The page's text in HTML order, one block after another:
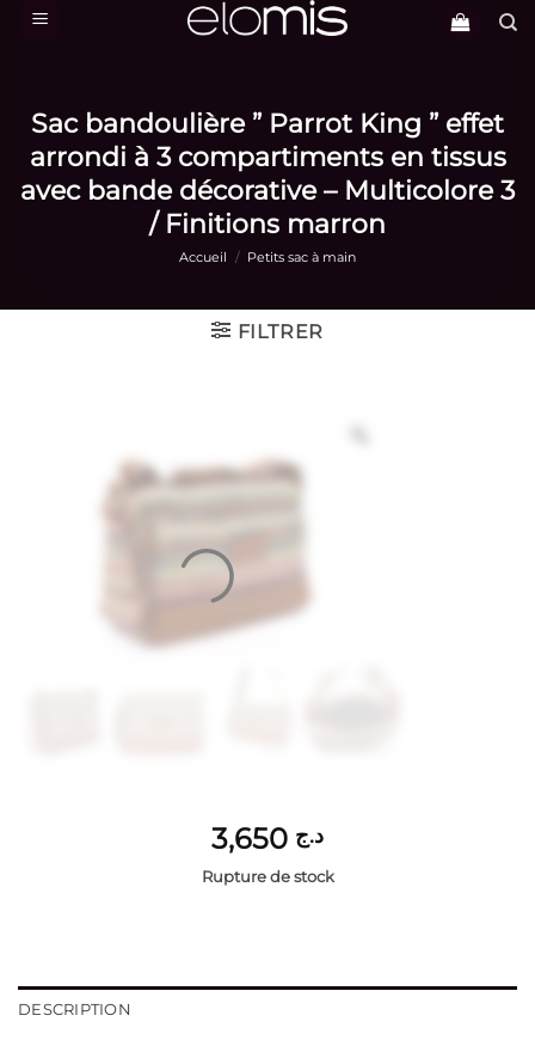
Passer
Sac bandoulière ” Parrot King ” effet
arrondi à 3 compartiments en tissus
avec bande décorative – Multicolore 3
/ Finitions marron
Accueil / Petits sac à main
FILTRER
د.ج
Rupture de stock
DESCRIPTION